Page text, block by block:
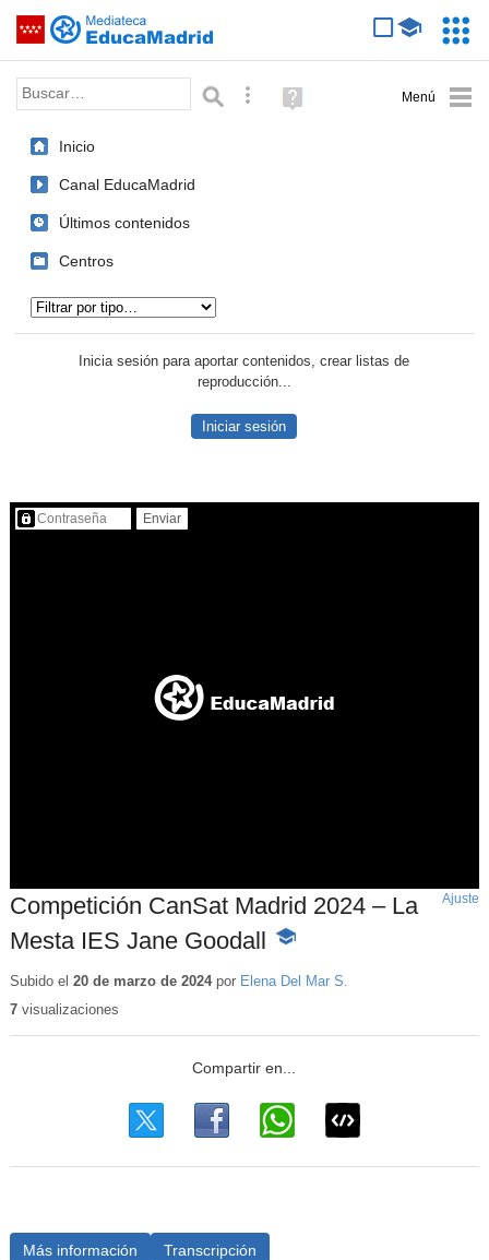
Saltar navegación
Palabra o frase: Búsqueda avanzada
Ayuda
(en
Inicio
Canal EducaMadrid
Últimos contenidos
Centros
Inicia sesión para aportar contenidos, crear listas de
reproducción...
Iniciar sesión
Contenido protegido…
Competición CanSat Madrid 2024 – La
Mesta IES Jane Goodall
-
educativo
Ajuste
Subido el 20 de marzo de 2024por Elena Del Mar S.
7visualizaciones
Más información Transcripción